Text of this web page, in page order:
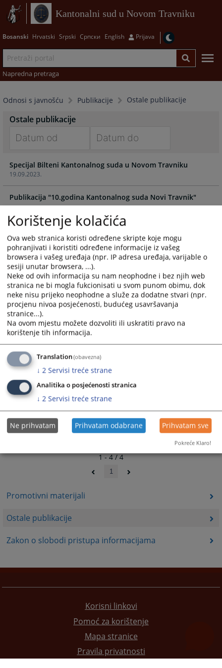
Kantonalni sud u Novom Travniku
Bosanski Hrvatski Srpski Српски English Prijava
Napredna pretraga
Odnosi s javnošću Publikacije Ostale publikacije
Promotivni materijali
Ostale publikacije
Zakon o slobodi pristupa informacijama
Ostale publikacije
forward
to
interact
with
the
calendar
select
a
date.
Press
the
question
mark
key
to
the
keyboard
shortcuts
for
changing
forward
interact
with
the
calendar
select
a
date.
Press
the
question
mark
key
to
keyboard
shortcuts
for
changing
19.09.2023.
Specijal Bilteni Kantonalnog suda u Novom Travniku
Publikacija "10.godina Kantonalnog suda Novi Travnik"
Bilten Kantonalnog suda Novi Travnik
Informativni priručnik
1 - 4 / 4
1
Korisni linkovi
Pomoć za korištenje
Mapa stranice
Pravila privatnosti
Korištenje kolačića
Ova web stranica koristi određene skripte koje mogu
pohranjivati i koristiti određene informacije iz vašeg
browsera i vašeg uređaja (npr. IP adresa uređaja, varijable o
sesiji unutar browsera, ...).
Neke od ovih informacija su nam neophodne i bez njih web
stranica ne bi mogla fukcionisati u svom punom obimu, dok
neke nisu prijeko neophodne a služe za dodatne stvari (npr.
procjenu nivoa posjećenosti, budućeg usavršavanja
stranice...).
Na ovom mjestu možete dozvoliti ili uskratiti pravo na
korištenje tih informacija.
Translation(obavezna)
↓ 2 Servisi treće strane
Analitika o posjećenosti stranica
↓ 2 Servisi treće strane
Ne prihvatam Prihvatam odabrane Prihvatam sve
Pokreće Klaro!